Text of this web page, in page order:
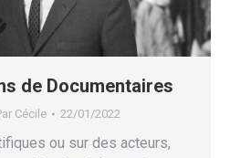
de Documentaires
Cécile 22/01/2022
ou sur des acteurs,